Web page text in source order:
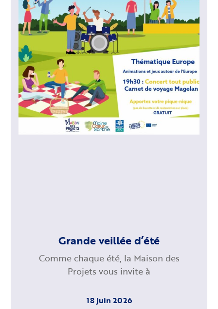
Grande veillée d’été
Comme chaque été, la Maison des
Projets vous invite à
18 juin 2026